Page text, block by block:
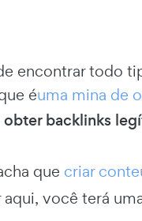
encontrar todo
éuma mina de
obter backlinks
que criar
você terá